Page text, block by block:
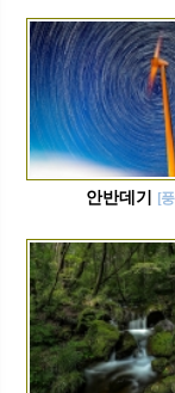
안반데기 [